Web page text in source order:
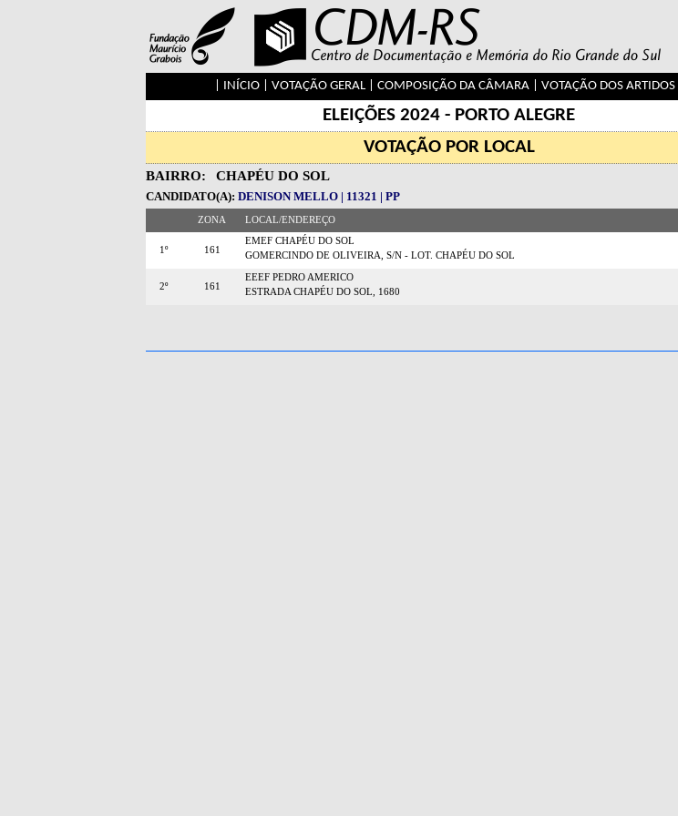
INÍCIO| VOTAÇÃO GERAL| COMPOSIÇÃO DA CÂMARA| VOTAÇÃO DOS ARTIDOS|
ELEIÇÕES 2024 - PORTO ALEGRE
VOTAÇÃO POR LOCAL
BAIRRO: CHAPÉU DO SOL
CANDIDATO(A): DENISON MELLO | 11321 | PP
ZONA LOCAL/ENDEREÇO
1º 161
EMEF CHAPÉU DO SOL
GOMERCINDO DE OLIVEIRA, S/N - LOT. CHAPÉU DO SOL
2º 161
EEEF PEDRO AMERICO
ESTRADA CHAPÉU DO SOL, 1680